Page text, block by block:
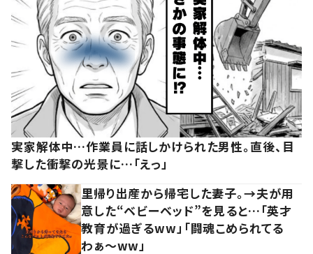
実家解体中…作業員に話しかけられた男性。直後、目
撃した衝撃の光景に…「えっ」
里帰り出産から帰宅した妻子。→夫が用
意した“ベビーベッド”を見ると…「英才
教育が過ぎるww」「闘魂こめられてる
わぁ～ww」